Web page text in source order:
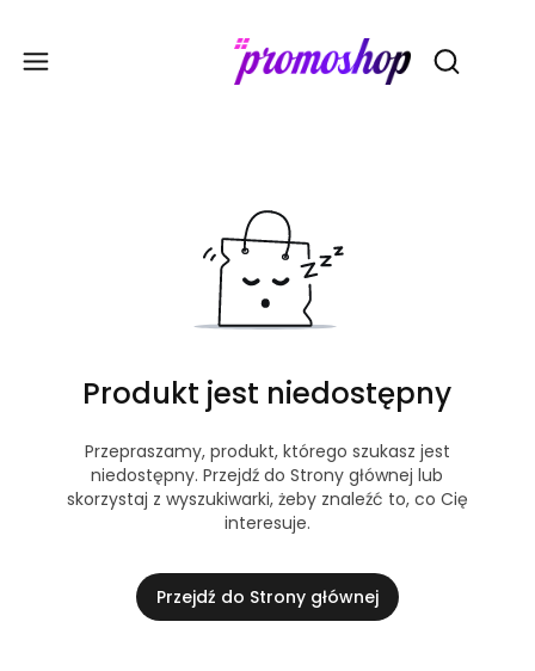
Otwórz
Produkt jest niedostępny
Przepraszamy, produkt, którego szukasz jest
niedostępny. Przejdź do Strony głównej lub
skorzystaj z wyszukiwarki, żeby znaleźć to, co Cię
interesuje.
Przejdź do Strony głównej